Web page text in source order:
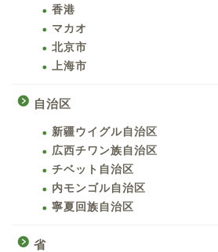
香港
マカオ
北京市
上海市
自治区
新疆ウイグル自治区
広西チワン族自治区
チベット自治区
内モンゴル自治区
寧夏回族自治区
省